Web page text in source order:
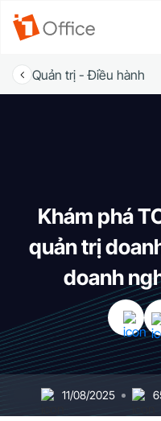
Quản trị - Điều hành
Khám phá
quản trị
doanh
11/08/2025